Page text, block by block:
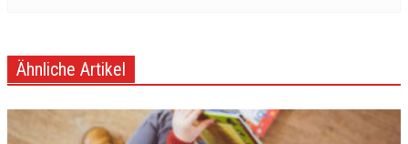
Ähnliche Artikel